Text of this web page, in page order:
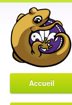
Accueil